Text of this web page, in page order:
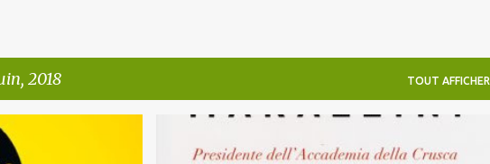
2018 TOUT AFFICHER